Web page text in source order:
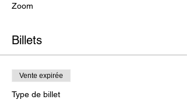
Zoom
Billets
Vente expirée
Type de billet